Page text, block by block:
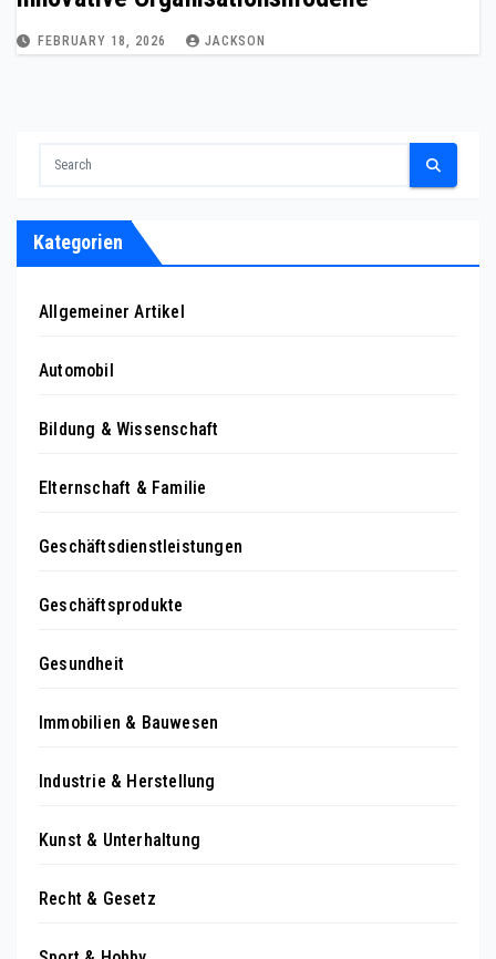
FEBRUARY 18, 2026 JACKSON
Kategorien
Allgemeiner Artikel
Automobil
Bildung & Wissenschaft
Elternschaft & Familie
Geschäftsdienstleistungen
Geschäftsprodukte
Gesundheit
Immobilien & Bauwesen
Industrie & Herstellung
Kunst & Unterhaltung
Recht & Gesetz